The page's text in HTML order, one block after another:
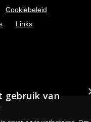
Cookiebeleid
Links
gebruik van